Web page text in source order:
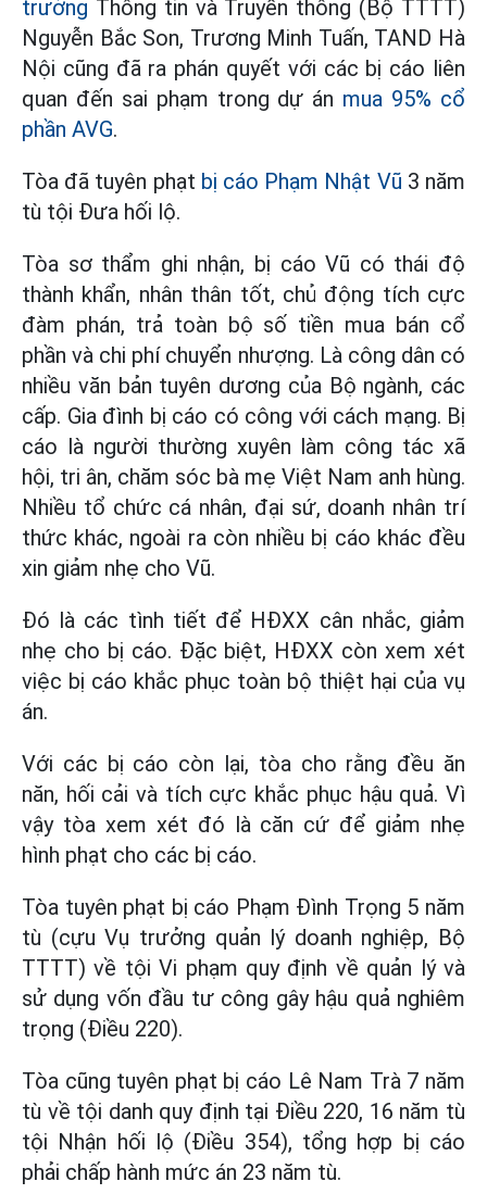
trưởng Thông tin và Truyền thông (Bộ TTTT)
Nguyễn Bắc Son, Trương Minh Tuấn, TAND Hà
Nội cũng đã ra phán quyết với các bị cáo liên
quan đến sai phạm trong dự án mua 95% cổ
phần AVG.
Tòa đã tuyên phạt bị cáo Phạm Nhật Vũ 3 năm
tù tội Đưa hối lộ.
Tòa sơ thẩm ghi nhận, bị cáo Vũ có thái độ
thành khẩn, nhân thân tốt, chủ động tích cực
đàm phán, trả toàn bộ số tiền mua bán cổ
phần và chi phí chuyển nhượng. Là công dân có
nhiều văn bản tuyên dương của Bộ ngành, các
cấp. Gia đình bị cáo có công với cách mạng. Bị
cáo là người thường xuyên làm công tác xã
hội, tri ân, chăm sóc bà mẹ Việt Nam anh hùng.
Nhiều tổ chức cá nhân, đại sứ, doanh nhân trí
thức khác, ngoài ra còn nhiều bị cáo khác đều
xin giảm nhẹ cho Vũ.
Đó là các tình tiết để HĐXX cân nhắc, giảm
nhẹ cho bị cáo. Đặc biệt, HĐXX còn xem xét
việc bị cáo khắc phục toàn bộ thiệt hại của vụ
án.
Với các bị cáo còn lại, tòa cho rằng đều ăn
năn, hối cải và tích cực khắc phục hậu quả. Vì
vậy tòa xem xét đó là căn cứ để giảm nhẹ
hình phạt cho các bị cáo.
Tòa tuyên phạt bị cáo Phạm Đình Trọng 5 năm
tù (cựu Vụ trưởng quản lý doanh nghiệp, Bộ
TTTT) về tội Vi phạm quy định về quản lý và
sử dụng vốn đầu tư công gây hậu quả nghiêm
trọng (Điều 220).
Tòa cũng tuyên phạt bị cáo Lê Nam Trà 7 năm
tù về tội danh quy định tại Điều 220, 16 năm tù
tội Nhận hối lộ (Điều 354), tổng hợp bị cáo
phải chấp hành mức án 23 năm tù.